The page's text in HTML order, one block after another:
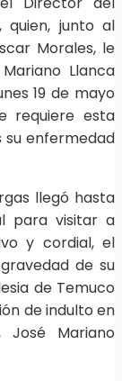
quien, junto al
Morales, le
Llanca
19 de mayo
requiere esta
enfermedad
llegó hasta
para visitar a
y cordial, el
de su
de Temuco
de indulto en
José Mariano